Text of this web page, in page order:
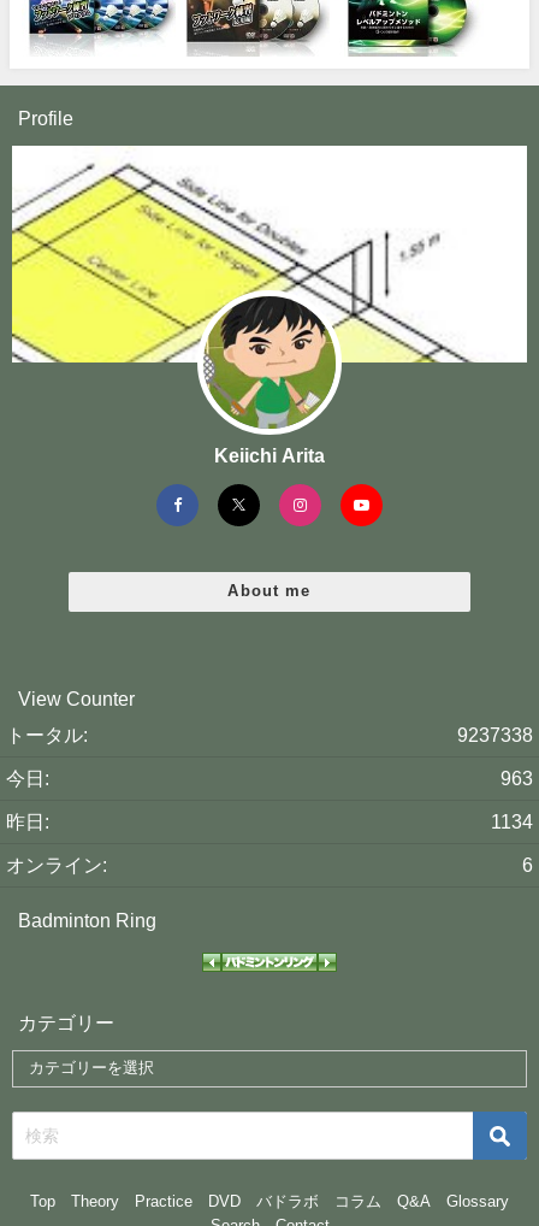
Profile
Keiichi Arita
About me
View Counter
9237338
トータル:
963
今日:
1134
昨日:
6
オンライン:
Badminton Ring
カテゴリー
Top Theory Practice DVD バドラボ コラム Q&A
Glossary